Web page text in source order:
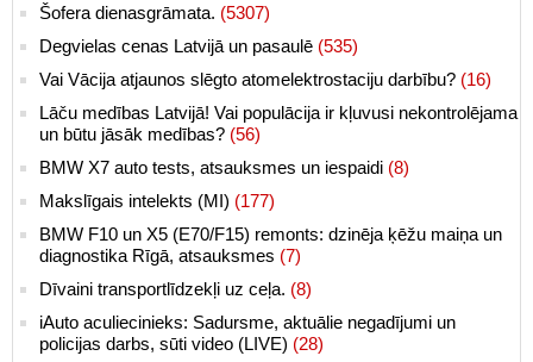
Šofera dienasgrāmata. (5307)
Degvielas cenas Latvijā un pasaulē (535)
Vai Vācija atjaunos slēgto atomelektrostaciju darbību? (16)
Lāču medības Latvijā! Vai populācija ir kļuvusi nekontrolējama
un būtu jāsāk medības? (56)
BMW X7 auto tests, atsauksmes un iespaidi (8)
Makslīgais intelekts (MI) (177)
BMW F10 un X5 (E70/F15) remonts: dzinēja ķēžu maiņa un
diagnostika Rīgā, atsauksmes (7)
Dīvaini transportlīdzekļi uz ceļa. (8)
iAuto aculiecinieks: Sadursme, aktuālie negadījumi un
policijas darbs, sūti video (LIVE) (28)